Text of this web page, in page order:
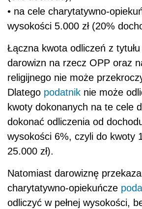
• na cele charytatywno-
wysokości 5.000 zł (20%
Łączna kwota odliczeń z
darowizn na rzecz OPP oraz
religijnego nie może
Dlatego podatnik nie może
kwoty dokonanych na te cele
dokonać odliczenia od
wysokości 6%, czyli do kwoty
25.000 zł).
Natomiast darowiznę
charytatywno-opiekuńcze
odliczyć w pełnej wysokości,